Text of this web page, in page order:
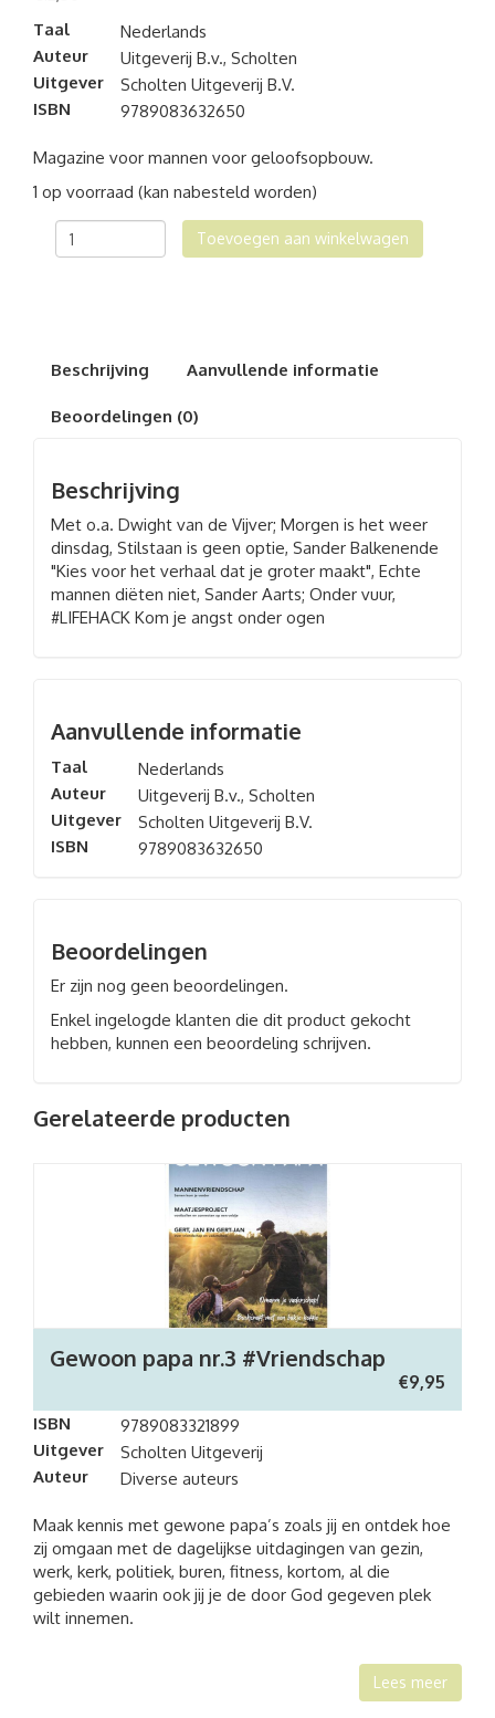
Taal
Nederlands
Auteur
Uitgeverij B.v., Scholten
Uitgever
Scholten Uitgeverij B.V.
ISBN
9789083632650
Magazine voor mannen voor geloofsopbouw.
1 op voorraad (kan nabesteld worden)
Rewired
#3
Toevoegen aan winkelwagen
Beschrijving Aanvullende informatie
Beoordelingen (0)
Beschrijving
Met o.a. Dwight van de Vijver; Morgen is het weer
dinsdag, Stilstaan is geen optie, Sander Balkenende
"Kies voor het verhaal dat je groter maakt", Echte
mannen diëten niet, Sander Aarts; Onder vuur,
#LIFEHACK Kom je angst onder ogen
Aanvullende informatie
Taal
Nederlands
Auteur
Uitgeverij B.v., Scholten
Uitgever
Scholten Uitgeverij B.V.
ISBN
9789083632650
Beoordelingen
Er zijn nog geen beoordelingen.
Enkel ingelogde klanten die dit product gekocht
hebben, kunnen een beoordeling schrijven.
Gerelateerde producten
Gewoon papa nr.3 #Vriendschap
€9,95
ISBN
9789083321899
Uitgever
Scholten Uitgeverij
Auteur
Diverse auteurs
Maak kennis met gewone papa’s zoals jij en ontdek hoe
zij omgaan met de dagelijkse uitdagingen van gezin,
werk, kerk, politiek, buren, fitness, kortom, al die
gebieden waarin ook jij je de door God gegeven plek
wilt innemen.
Lees meer